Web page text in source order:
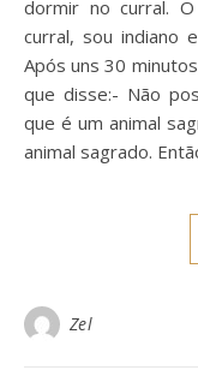
dormir no curral.
curral, sou indiano
Após uns 30
que disse:- Não
que é um animal
animal sagrado.
Zel